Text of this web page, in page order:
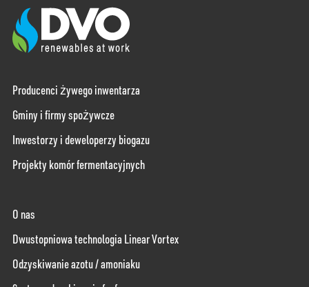
Producenci żywego inwentarza
Gminy i firmy spożywcze
Inwestorzy i deweloperzy biogazu
Projekty komór fermentacyjnych
O nas
Dwustopniowa technologia Linear Vortex
Odzyskiwanie azotu / amoniaku